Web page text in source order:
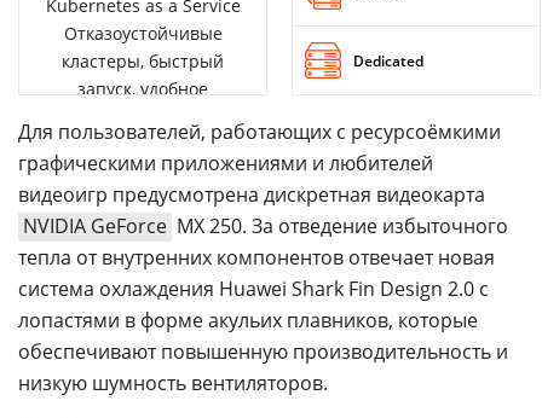
Kubernetes as a Service
Отказоустойчивые
кластеры, быстрый
запуск, удобное
Dedicated
Для пользователей, работающих с ресурсоёмкими
графическими приложениями и любителей
видеоигр предусмотрена дискретная видеокарта
NVIDIA GeForce MX 250. За отведение избыточного
тепла от внутренних компонентов отвечает новая
система охлаждения Huawei Shark Fin Design 2.0 с
лопастями в форме акульих плавников, которые
обеспечивают повышенную производительность и
низкую шумность вентиляторов.